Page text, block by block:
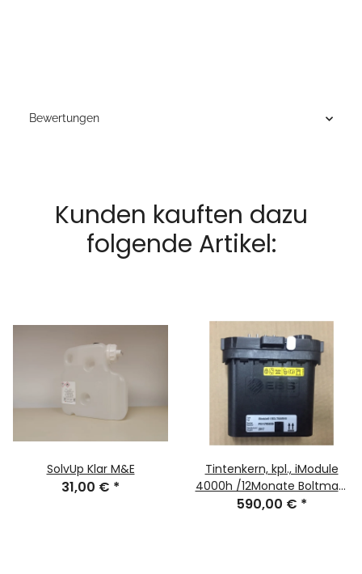
Bewertungen
Kunden kauften dazu
folgende Artikel:
SolvUp Klar M&E
31,00 € *
Tintenkern, kpl., iModule
4000h /12Monate Boltmark
II
590,00 € *